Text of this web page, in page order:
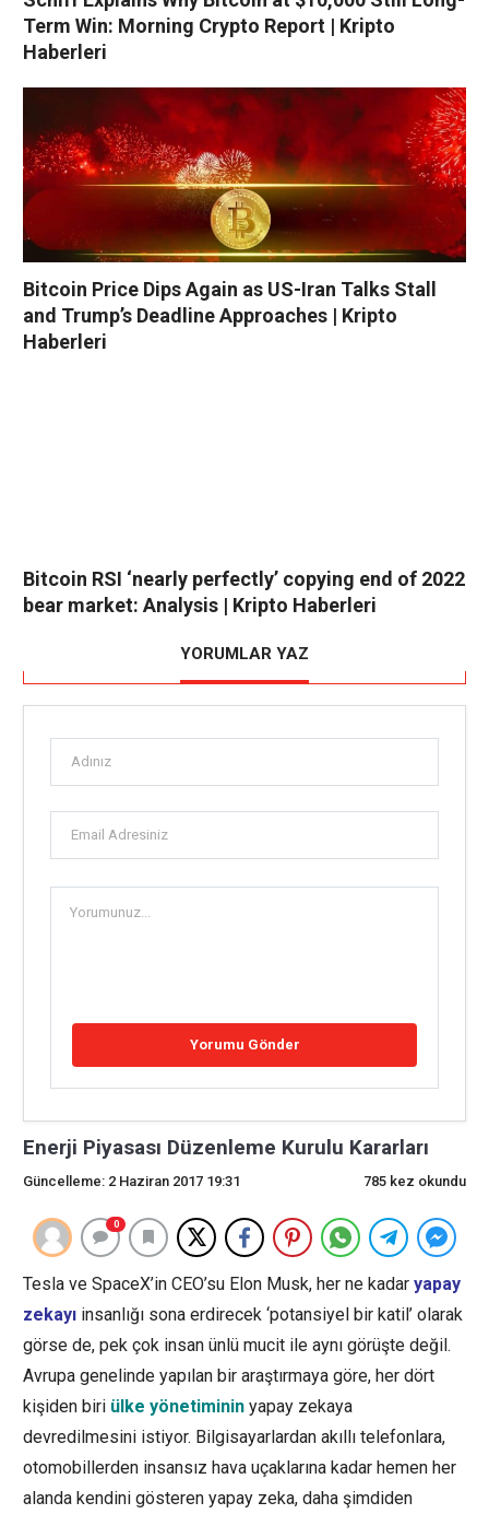
Term Win: Morning Crypto Report | Kripto
Haberleri
Bitcoin Price Dips Again as US-Iran Talks Stall
and Trump’s Deadline Approaches | Kripto
Haberleri
Bitcoin RSI ‘nearly perfectly’ copying end of 2022
bear market: Analysis | Kripto Haberleri
YORUMLAR YAZ
Enerji Piyasası Düzenleme Kurulu Kararları
Güncelleme: 2 Haziran 2017 19:31 785 kez okundu
0
Tesla ve SpaceX’in CEO’su Elon Musk, her ne kadar yapay
zekayı insanlığı sona erdirecek ‘potansiyel bir katil’ olarak
görse de, pek çok insan ünlü mucit ile aynı görüşte değil.
Avrupa genelinde yapılan bir araştırmaya göre, her dört
kişiden biri ülke yönetiminin yapay zekaya
devredilmesini istiyor. Bilgisayarlardan akıllı telefonlara,
otomobillerden insansız hava uçaklarına kadar hemen her
alanda kendini gösteren yapay zeka, daha şimdiden